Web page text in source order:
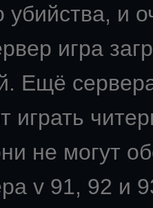
убийства, и
игра
Ещё
играть
не могут
v 91, 92 и